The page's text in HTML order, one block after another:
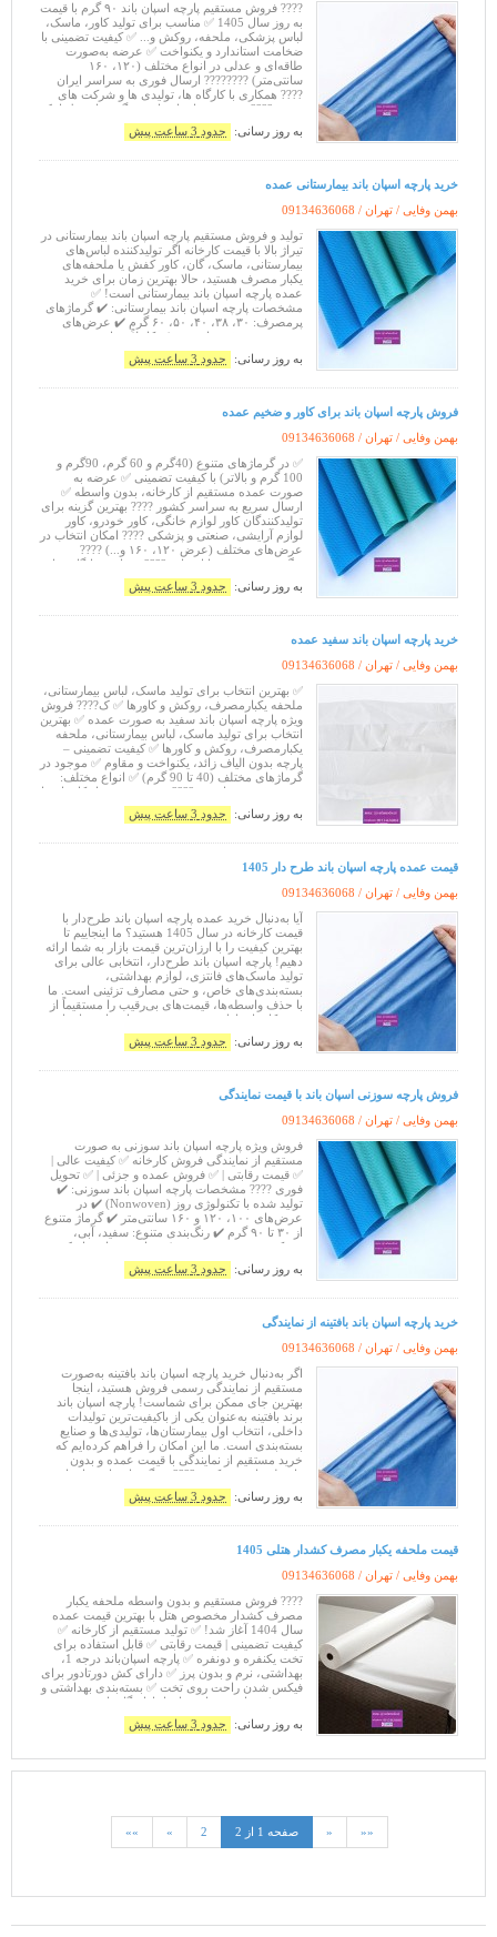
???? فروش مستقیم پارچه اسپان باند ۹۰ گرم با قیمت
به روز سال 1405 ✅ مناسب برای تولید کاور، ماسک،
لباس پزشکی، ملحفه، روکش و... ✅ کیفیت تضمینی با
ضخامت استاندارد و یکنواخت ✅ عرضه به‌صورت
طاقه‌ای و عدلی در انواع مختلف (۱۲۰، ۱۶۰
سانتی‌متر) ???????? ارسال فوری به سراسر ایران
???? همکاری با کارگاه ها، تولیدی ها و شرکت های
پخش ???? قیمت روز اسپان باند ۹۰ گرم را فقط با یک
تماس برقرار کنید ???? ف
به روز رسانی: حدود 3 ساعت پیش
خرید پارچه اسپان باند بیمارستانی عمده
بهمن وفایی / تهران / 09134636068
تولید و فروش مستقیم پارچه اسپان باند بیمارستانی در
تیراژ بالا با قیمت کارخانه اگر تولیدکننده لباس‌های
بیمارستانی، ماسک، گان، کاور کفش یا ملحفه‌های
یکبار مصرف هستید، حالا بهترین زمان برای خرید
عمده پارچه اسپان باند بیمارستانی است! ✅
مشخصات پارچه اسپان باند بیمارستانی: ✔️ گرماژهای
پرمصرف: ۳۰، ۳۸، ۴۰، ۵۰، ۶۰ گرم ✔️ عرض‌های
۱۰۰، ۱۲۰ و ۱۶۰ سانتی‌متر ✔️ کاملاً بهداشتی و ضد
حساسیت ✔️ بدون بافت
به روز رسانی: حدود 3 ساعت پیش
فروش پارچه اسپان باند برای کاور و ضخیم عمده
بهمن وفایی / تهران / 09134636068
✅ ​​در گرماژهای متنوع (40گرم و 60 گرم، 90گرم و
100 گرم و بالاتر) با کیفیت تضمینی ✅ عرضه به
صورت عمده مستقیم از کارخانه، بدون واسطه ✅
ارسال سریع به سراسر کشور ???? بهترین گزینه برای
تولیدکنندگان کاور لوازم خانگی، کاور خودرو، کاور
لوازم آرایشی، صنعتی و پزشکی ???? امکان انتخاب در
عرض‌های مختلف (عرض ۱۲۰، ۱۶۰ و...) ????
رنگ‌بندی متنوع و قابل چاپ ???? مشاوره رایگان قبل
از خرید ???? همکاری با
به روز رسانی: حدود 3 ساعت پیش
خرید پارچه اسپان باند سفید عمده
بهمن وفایی / تهران / 09134636068
✅ بهترین انتخاب برای تولید ماسک، لباس بیمارستانی،
ملحفه یکبارمصرف، روکش و کاورها ✅ ک???? فروش
ویژه پارچه اسپان باند سفید به صورت عمده ✅ بهترین
انتخاب برای تولید ماسک، لباس بیمارستانی، ملحفه
یکبارمصرف، روکش و کاورها ✅ کیفیت تضمینی –
پارچه بدون الیاف زائد، یکنواخت و مقاوم ✅ موجود در
گرماژهای مختلف (40 تا 90 گرم) ✅ انواع مختلف:
۱۲۰، ۱۶۰ و سفارشی ???? خرید مستقیم از کارخانه با
قیمت رقابتی ????
به روز رسانی: حدود 3 ساعت پیش
قیمت عمده پارچه اسپان باند طرح دار 1405
بهمن وفایی / تهران / 09134636068
آیا به‌دنبال خرید عمده پارچه اسپان باند طرح‌دار با
قیمت کارخانه در سال 1405 هستید؟ ما اینجاییم تا
بهترین کیفیت را با ارزان‌ترین قیمت بازار به شما ارائه
دهیم! پارچه اسپان باند طرح‌دار، انتخابی عالی برای
تولید ماسک‌های فانتزی، لوازم بهداشتی،
بسته‌بندی‌های خاص، و حتی مصارف تزئینی است. ما
با حذف واسطه‌ها، قیمت‌های بی‌رقیب را مستقیماً از
درب کارخانه ارائه می‌دهیم. مشخصات پارچه اسپان
باند طرح‌دار م
به روز رسانی: حدود 3 ساعت پیش
فروش پارچه سوزنی اسپان باند با قیمت نمایندگی
بهمن وفایی / تهران / 09134636068
فروش ویژه پارچه اسپان باند سوزنی به صورت
مستقیم از نمایندگی فروش کارخانه ✅ کیفیت عالی |
✅ قیمت رقابتی | ✅ فروش عمده و جزئی | ✅ تحویل
فوری ???? مشخصات پارچه اسپان باند سوزنی: ✔️
تولید شده با تکنولوژی روز (Nonwoven) ✔️ در
عرض‌های ۱۰۰، ۱۲۰ و ۱۶۰ سانتی‌متر ✔️ گرماژ متنوع
از ۳۰ تا ۹۰ گرم ✔️ رنگ‌بندی متنوع: سفید، آبی،
مشکی، سبز، صورتی و ... ✔️ مناسب برای ماسک،
گان، کاور، ساک تبلیغاتی، صنایع پ
به روز رسانی: حدود 3 ساعت پیش
خرید پارچه اسپان باند بافتینه از نمایندگی
بهمن وفایی / تهران / 09134636068
اگر به‌دنبال خرید پارچه اسپان باند بافتینه به‌صورت
مستقیم از نمایندگی رسمی فروش هستید، اینجا
بهترین جای ممکن برای شماست! پارچه اسپان باند
برند بافتینه به‌عنوان یکی از باکیفیت‌ترین تولیدات
داخلی، انتخاب اول بیمارستان‌ها، تولیدی‌ها و صنایع
بسته‌بندی است. ما این امکان را فراهم کرده‌ایم که
خرید مستقیم از نمایندگی با قیمت عمده و بدون
واسطه را تجربه کنید. ???? ویژگی‌های پارچه اسپان
باند بافتینه:
به روز رسانی: حدود 3 ساعت پیش
قیمت ملحفه یکبار مصرف کشدار هتلی 1405
بهمن وفایی / تهران / 09134636068
???? فروش مستقیم و بدون واسطه ملحفه یکبار
مصرف کشدار مخصوص هتل با بهترین قیمت عمده
سال 1404 آغاز شد! ✅ تولید مستقیم از کارخانه ✅
کیفیت تضمینی | قیمت رقابتی ✅ قابل استفاده برای
تخت یکنفره و دونفره ✅ پارچه اسپان‌باند درجه 1،
بهداشتی، نرم و بدون پرز ✅ دارای کش دورتادور برای
فیکس شدن راحت روی تخت ✅ بسته‌بندی بهداشتی و
مرتب ✅ مناسب برای هتل‌ها، اقامتگاه‌ها،
مسافرخانه‌ها، مراکز درمانی و سالن‌ها
به روز رسانی: حدود 3 ساعت پیش
««
« صفحه 1 از 2 2
»
»»